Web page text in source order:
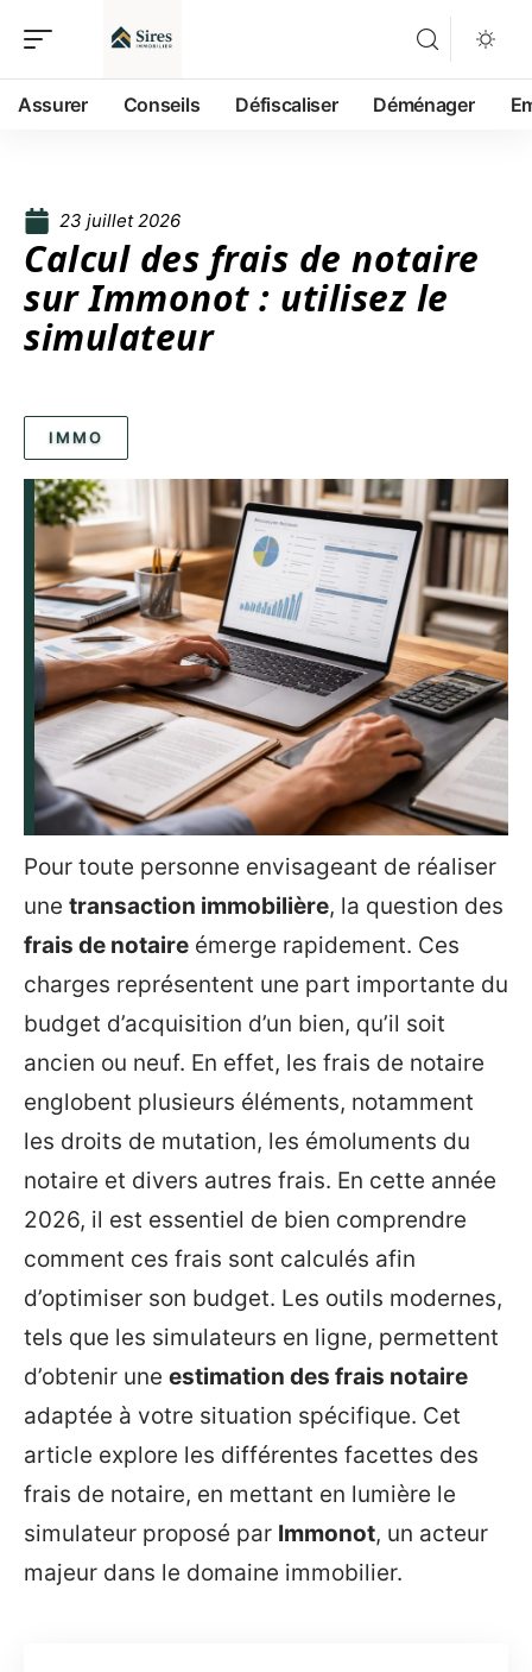
Assurer Conseils Défiscaliser Déménager
23 juillet 2026
Calcul des frais de notaire
sur Immonot : utilisez le
simulateur
IMMO
Pour toute personne envisageant de réaliser
une transaction immobilière, la question des
frais de notaire émerge rapidement. Ces
charges représentent une part importante du
budget d’acquisition d’un bien, qu’il soit
ancien ou neuf. En effet, les frais de notaire
englobent plusieurs éléments, notamment
les droits de mutation, les émoluments du
notaire et divers autres frais. En cette année
2026, il est essentiel de bien comprendre
comment ces frais sont calculés afin
d’optimiser son budget. Les outils modernes,
tels que les simulateurs en ligne, permettent
d’obtenir une estimation des frais notaire
adaptée à votre situation spécifique. Cet
article explore les différentes facettes des
frais de notaire, en mettant en lumière le
simulateur proposé par Immonot, un acteur
majeur dans le domaine immobilier.